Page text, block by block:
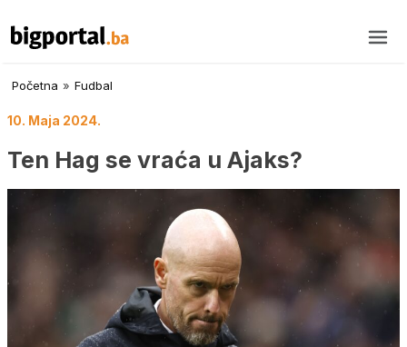
Početna » Fudbal
10. Maja 2024.
Ten Hag se vraća u Ajaks?